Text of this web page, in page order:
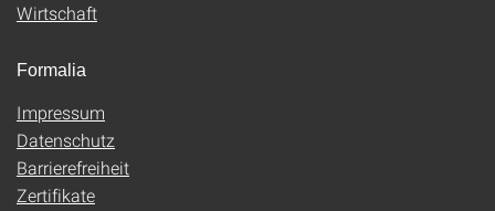
Wirtschaft
Formalia
Impressum
Datenschutz
Barrierefreiheit
Zertifikate